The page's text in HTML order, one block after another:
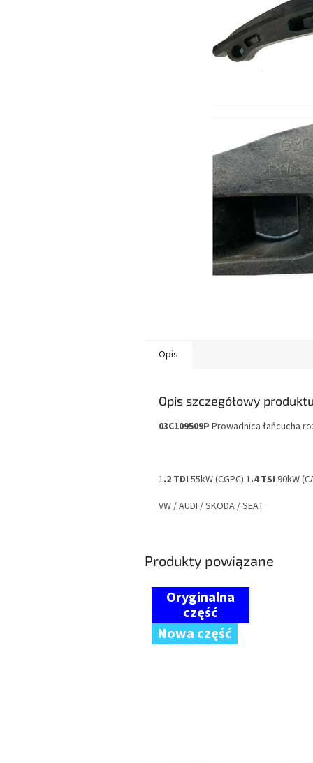
Opis
Opis szczegółowy
03C109509P Prowadnica łańcucha
1.2 TDI 55kW (CGPC) 1.4 TSI 90kW
VW / AUDI / SKODA / SEAT
Produkty powiązane
Nowa część